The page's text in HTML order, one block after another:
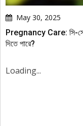
May 30, 2025
Pregnancy Care: সি-
দিতে পারে?
Loading...